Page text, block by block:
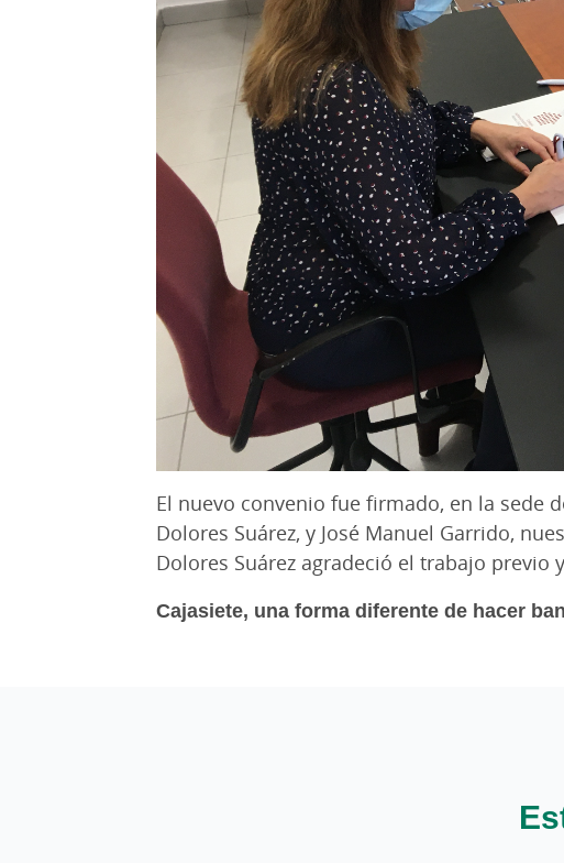
El nuevo convenio fue firmado, en la sede
Dolores Suárez, y José Manuel Garrido,
Dolores Suárez agradeció el trabajo
Cajasiete, una forma diferente de hacer